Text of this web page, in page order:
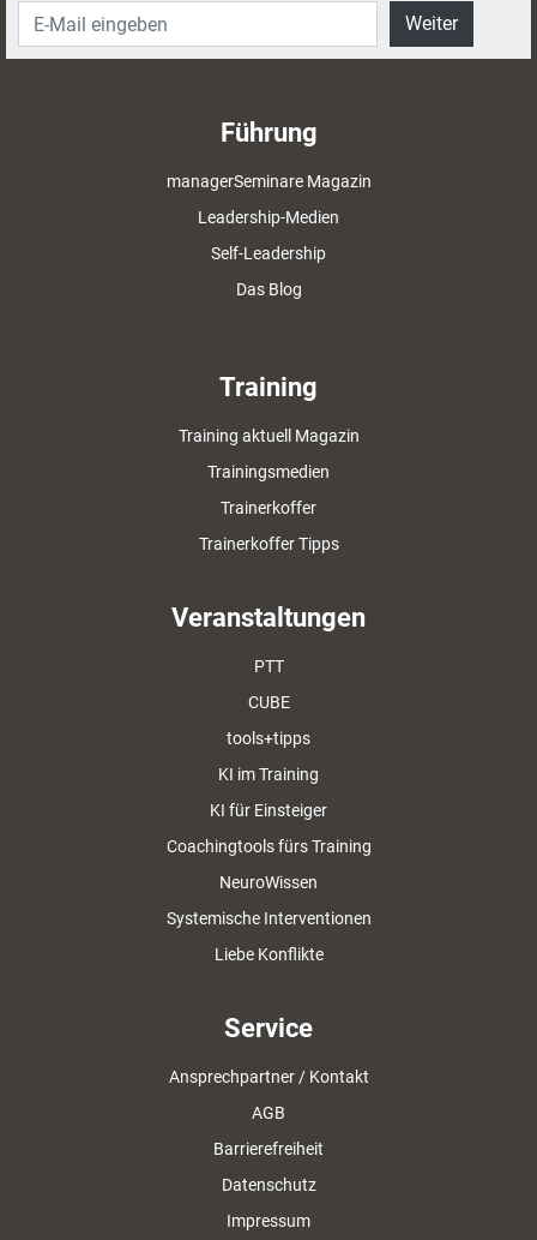
Weiter
Führung
managerSeminare Magazin
Leadership-Medien
Self-Leadership
Das Blog
Training
Training aktuell Magazin
Trainingsmedien
Trainerkoffer
Trainerkoffer Tipps
Veranstaltungen
PTT
CUBE
tools+tipps
KI im Training
KI für Einsteiger
Coachingtools fürs Training
NeuroWissen
Systemische Interventionen
Liebe Konflikte
Service
Ansprechpartner / Kontakt
AGB
Barrierefreiheit
Datenschutz
Impressum